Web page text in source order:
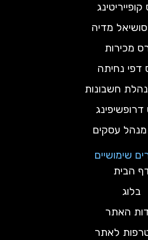
מדיה
מכירות
דפי נחיתה
חשבונות
דרופשיפינג
עסקים
שימושיים
הבית
בלוג
האתר
לאתר